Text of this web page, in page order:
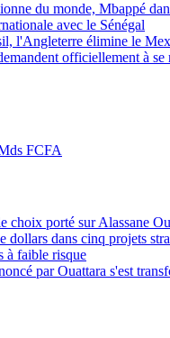
du monde, Mbappé
avec le Sénégal
l'Angleterre élimine le
officiellement à
porté sur Alassane
dans cinq projets
à faible risque
par Ouattara s'est